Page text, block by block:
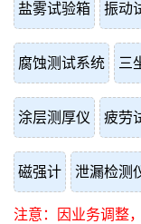
盐雾试验箱 振动
腐蚀测试系统 三
涂层测厚仪 疲劳
磁强计 泄漏检测
注意：因业务调整